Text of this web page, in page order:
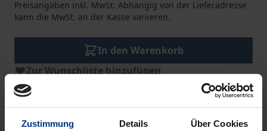
Zustimmung Details Über Cookies
Preisangaben inkl. MwSt. Abhängig von der Lieferadresse
kann die MwSt. an der Kasse variieren.
In den Warenkorb
Zur Wunschliste hinzufügen
Hinweise zu Versandkosten